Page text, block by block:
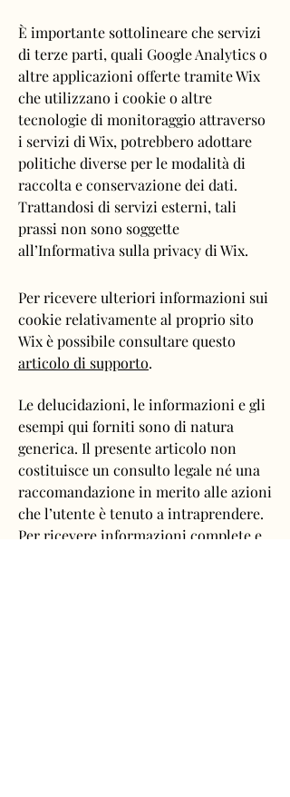
È importante sottolineare che servizi
di terze parti, quali Google Analytics o
altre applicazioni offerte tramite Wix
che utilizzano i cookie o altre
tecnologie di monitoraggio attraverso
i servizi di Wix, potrebbero adottare
politiche diverse per le modalità di
raccolta e conservazione dei dati.
Trattandosi di servizi esterni, tali
prassi non sono soggette
all’Informativa sulla privacy di Wix.
Per ricevere ulteriori informazioni sui
cookie relativamente al proprio sito
Wix è possibile consultare questo
articolo di supporto.
Le delucidazioni, le informazioni e gli
esempi qui forniti sono di natura
generica. Il presente articolo non
costituisce un consulto legale né una
raccomandazione in merito alle azioni
che l’utente è tenuto a intraprendere.
Per ricevere informazioni complete e